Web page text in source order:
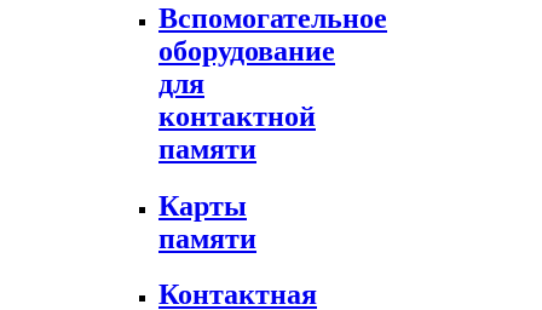
Вспомогательное
оборудование
для
контактной
памяти
Карты
памяти
Контактная